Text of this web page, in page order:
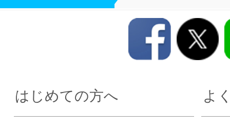
はじめての方へ よ